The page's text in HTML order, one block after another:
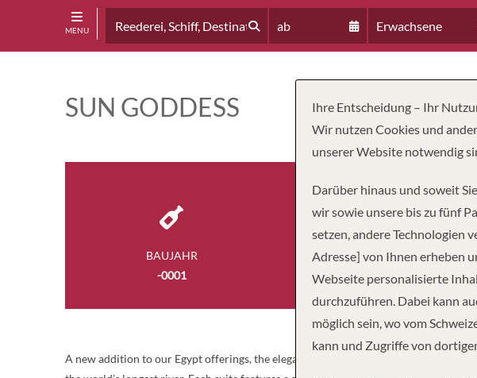
MENU ab Erwachsene
SUN GODDESS
BAUJAHR
-0001
BESATZUNG
60
A new addition to our Egypt offerings, the elegant Sun Goddess carries a
Ihre Entscheidung – Ihr
Wir nutzen Cookies und
unserer Website notwendig
Darüber hinaus und soweit
wir sowie unsere bis zu fünf
setzen, andere Technologien
Adresse] von Ihnen erheben
Webseite personalisierte
durchzuführen. Dabei kann
möglich sein, wo vom
kann und Zugriffe von